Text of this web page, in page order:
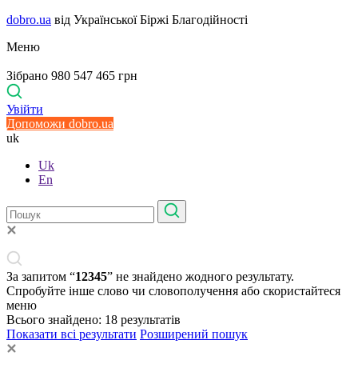
dobro.ua від Української Біржі Благодійності
Меню
Зібрано 980 547 465 грн
Увійти
Допоможи dobro.ua
uk
Uk
En
За запитом “12345” не знайдено жодного результату.
Спробуйте інше слово чи словополучення або скористайтеся
меню
Всього знайдено: 18 результатів
Показати всі результати Розширений пошук